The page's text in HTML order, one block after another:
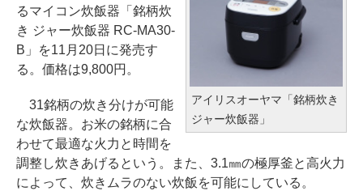
アイリスオーヤマ「銘柄炊き
ジャー炊飯器」
るマイコン炊飯器「銘柄炊
き ジャー炊飯器 RC-MA30-
B」を11月20日に発売す
る。価格は9,800円。
31銘柄の炊き分けが可能
な炊飯器。お米の銘柄に合
わせて最適な火力と時間を
調整し炊きあげるという。また、3.1㎜の極厚釜と高火力
によって、炊きムラのない炊飯を可能にしている。